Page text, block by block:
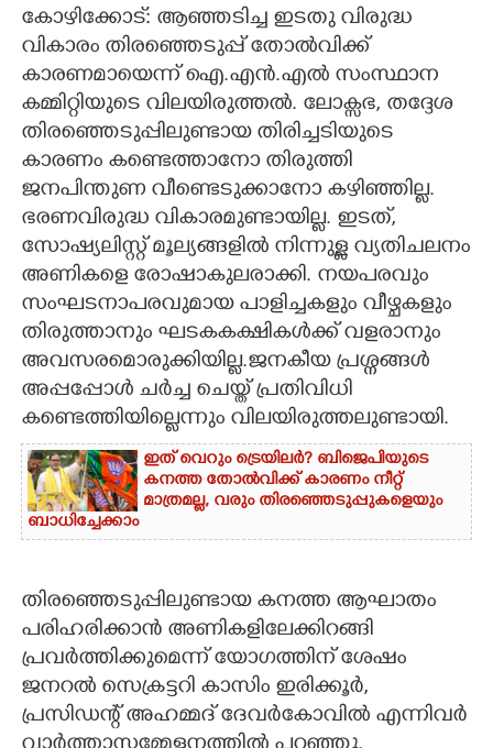
CARTOONS
LITERATURE
ZOOM
CONTACT US
കോഴിക്കോട്: ആഞ്ഞടിച്ച ഇടതു വിരുദ്ധ
വികാരം തിരഞ്ഞെടുപ്പ് തോൽവിക്ക്
കാരണമായെന്ന് ഐ.എൻ.എൽ സംസ്ഥാന
കമ്മിറ്റിയുടെ വിലയിരുത്തൽ. ലോക്സഭ, തദ്ദേശ
തിരഞ്ഞെടുപ്പിലുണ്ടായ തിരിച്ചടിയുടെ
കാരണം കണ്ടെത്താനോ തിരുത്തി
ജനപിന്തുണ വീണ്ടെടുക്കാനോ കഴിഞ്ഞില്ല.
ഭരണവിരുദ്ധ വികാരമുണ്ടായില്ല. ഇടത്,
സോഷ്യലിസ്റ്റ് മൂല്യങ്ങളിൽ നിന്നുള്ള വ്യതിചലനം
അണികളെ രോഷാകുലരാക്കി. നയപരവും
സംഘടനാപരവുമായ പാളിച്ചകളും വീഴ്ചകളും
തിരുത്താനും ഘടകകക്ഷികൾക്ക് വളരാനും
അവസരമൊരുക്കിയില്ല.ജനകീയ പ്രശ്നങ്ങൾ
അപ്പപ്പോൾ ചർച്ച ചെയ്ത് പ്രതിവിധി
കണ്ടെത്തിയില്ലെന്നും വിലയിരുത്തലുണ്ടായി.
ഇത് വെറും ട്രെയിലർ? ബിജെപിയുടെ
കനത്ത തോൽവിക്ക് കാരണം നീറ്റ്
മാത്രമല്ല, വരും തിരഞ്ഞെടുപ്പുകളെയും
ബാധിച്ചേക്കാം
തിരഞ്ഞെടുപ്പിലുണ്ടായ കനത്ത ആഘാതം
പരിഹരിക്കാൻ അണികളിലേക്കിറങ്ങി
പ്രവർത്തിക്കുമെന്ന് യോഗത്തിന് ശേഷം
ജനറൽ സെക്രട്ടറി കാസിം ഇരിക്കൂർ,
പ്രസിഡന്റ് അഹമ്മദ് ദേവർകോവിൽ എന്നിവർ